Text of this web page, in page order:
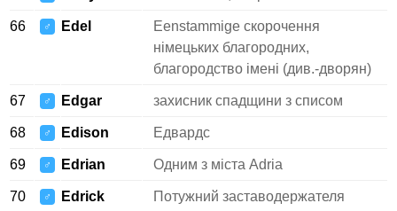
66 ♂ Edel
Eenstammige скорочення
німецьких благородних,
благородство імені (див.-дворян)
67 ♂ Edgar захисник спадщини з списом
68 ♂ Edison Едвардс
69 ♂ Edrian Одним з міста Adria
70 ♂ Edrick Потужний заставодержателя